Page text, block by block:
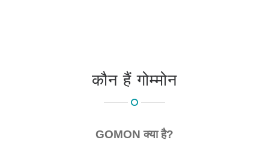
कौन हैं गोम्मोन
GOMON क्या है?